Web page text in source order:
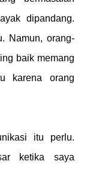
dipandang.
Namun, orang-
baik memang
karena orang
itu perlu.
ketika saya